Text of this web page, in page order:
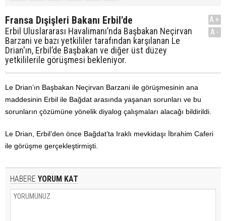
Fransa Dışişleri Bakanı Erbil'de
Erbil Uluslararası Havalimanı’nda Başbakan Neçirvan
Barzani ve bazı yetkililer tarafından karşılanan Le
Drian'ın, Erbil’de Başbakan ve diğer üst düzey
yetkililerile görüşmesi bekleniyor.
A+
A-
Le Drian’ın Başbakan Neçirvan Barzani ile görüşmesinin ana
maddesinin Erbil ile Bağdat arasında yaşanan sorunları ve bu
sorunların çözümüne yönelik diyalog çalışmaları alacağı bildirildi.
Le Drian, Erbil’den önce Bağdat’ta Iraklı mevkidaşı İbrahim Caferi
ile görüşme gerçekleştirmişti.
HABERE YORUM KAT